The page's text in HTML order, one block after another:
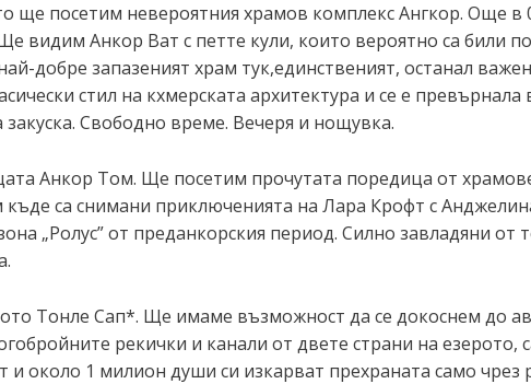
ще посетим невероятния храмов комплекс Ангкор. Още в
видим Анкор Ват с петте кули, които вероятно са били
добре запазеният храм тук,единственият, останал
стил на кхмерската архитектура и се е
Свободно време. Вечеря и нощувка.
Анкор Том. Ще посетим прочутата поредица от
са снимани приключенията на Лара Крофт с
„Ролус” от преданкорския период. Силно завладяни от
Тонле Сап*. Ще имаме възможност да се докоснем до
рекички и канали от двете страни на езерото,
около 1 милион души си изкарват прехраната само чрез